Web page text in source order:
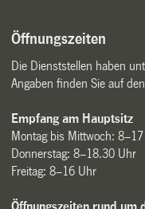
Öffnungszeiten
Die Dienststellen haben
Angaben finden Sie auf
Empfang am Hauptsitz
Montag bis Mittwoch:
Donnerstag: 8–18.30 Uhr
Freitag: 8–16 Uhr